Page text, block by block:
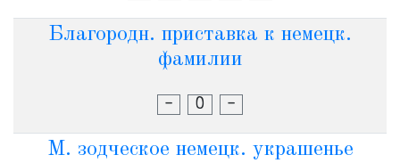
Благородн. приставка к немецк.
фамилии
- О -
М. зодческое немецк. украшенье